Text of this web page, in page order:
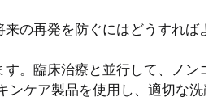
の再発を防ぐにはどうすればよ
。臨床治療と並行して、ノンコ
ンケア製品を使用し、適切な洗